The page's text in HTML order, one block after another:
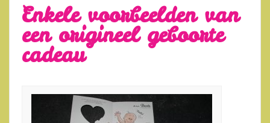
Enkele voorbeelden van
een origineel geboorte
cadeau